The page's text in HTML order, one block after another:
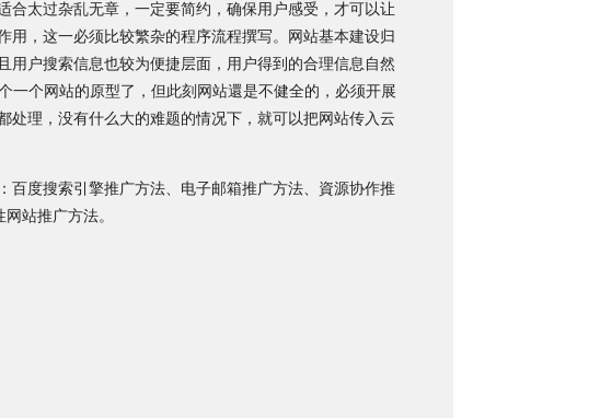
太过杂乱无章，一定要简约，确保用户感受，才可以让
，这一必须比较繁杂的程序流程撰写。网站基本建设归
户搜索信息也较为便捷层面，用户得到的合理信息自然
一个网站的原型了，但此刻网站還是不健全的，必须开展
理，没有什么大的难题的情况下，就可以把网站传入云
度搜索引擎推广方法、电子邮箱推广方法、資源协作推
站推广方法。